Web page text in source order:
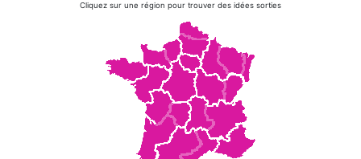
Cliquez sur une région pour trouver des idées sorties